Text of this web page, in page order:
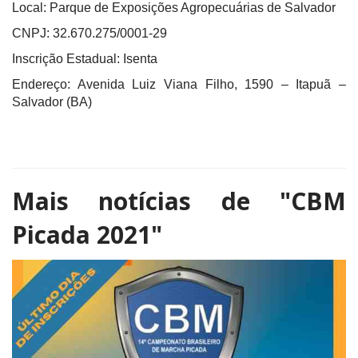
Local: Parque de Exposições Agropecuárias de Salvador
CNPJ: 32.670.275/0001-29
Inscrição Estadual: Isenta
Endereço: Avenida Luiz Viana Filho, 1590 – Itapuã –
Salvador (BA)
Mais notícias de "CBM
Picada 2021"